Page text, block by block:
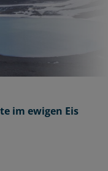
im ewigen Eis